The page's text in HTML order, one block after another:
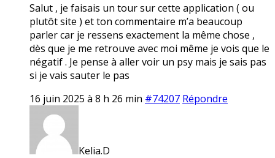
Salut , je faisais un tour sur cette application ( ou
plutôt site ) et ton commentaire m’a beaucoup
parler car je ressens exactement la même chose ,
dès que je me retrouve avec moi même je vois que le
négatif . Je pense à aller voir un psy mais je sais pas
si je vais sauter le pas
16 juin 2025 à 8 h 26 min #74207 Répondre
Kelia.D